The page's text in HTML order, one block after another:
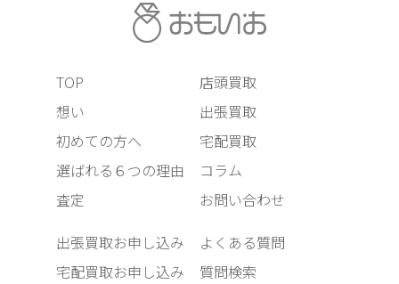
TOP
想い
初めての方へ
選ばれる６つの理由
査定
店頭買取
出張買取
宅配買取
コラム
お問い合わせ
出張買取お申し込み
宅配買取お申し込み
よくある質問
質問検索